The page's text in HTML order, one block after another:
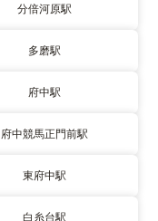
分倍河原駅
多磨駅
府中駅
府中競馬正門前駅
東府中駅
白糸台駅